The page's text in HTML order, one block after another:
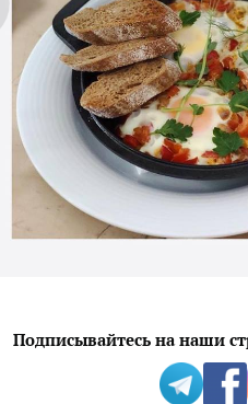
Подписывайтесь на наши